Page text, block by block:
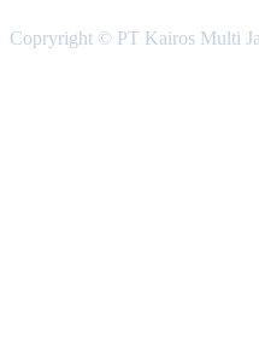
Copryright © PT Kairos Multi